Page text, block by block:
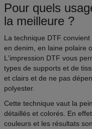
Pour quels
la meilleure ?
La technique DTF
en denim, en laine polaire
L'impression DTF vous
types de supports et de
et clairs et de ne pas
polyester.
Cette technique vaut la
détaillés et colorés. En
couleurs et les résultats